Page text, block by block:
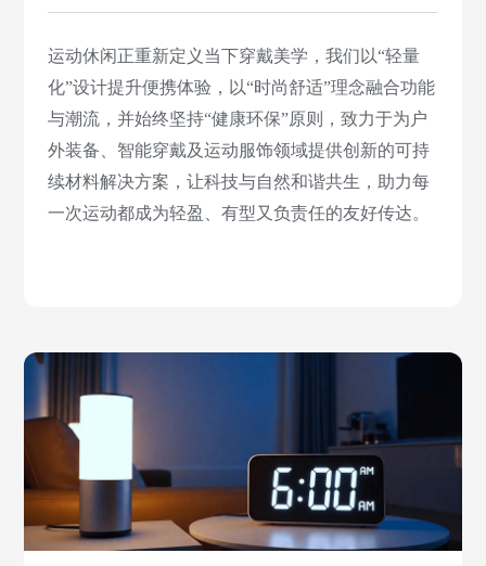
运动休闲正重新定义当下穿戴美学，我们以“轻量
化”设计提升便携体验，以“时尚舒适”理念融合功能
与潮流，并始终坚持“健康环保”原则，致力于为户
外装备、智能穿戴及运动服饰领域提供创新的可持
续材料解决方案，让科技与自然和谐共生，助力每
一次运动都成为轻盈、有型又负责任的友好传达。